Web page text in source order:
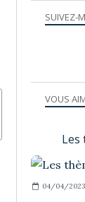
SUIVEZ-
VOUS
Les
04/04/2023